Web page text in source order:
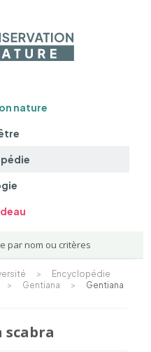
nature
par nom ou critères
>
Encyclopédie
> Gentiana >
Gentiana
scabra